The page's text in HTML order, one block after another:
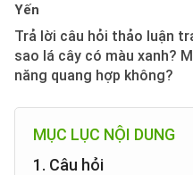
Yến
Trả lời câu hỏi thảo luận
sao lá cây có màu xanh?
năng quang hợp không?
MỤC LỤC NỘI DUNG
1. Câu hỏi